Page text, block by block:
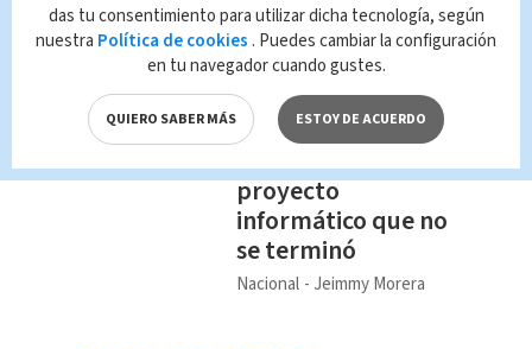
MEP.
Te Recomendamos
MEP gastó
alrededor de ₡420
millones en
proyecto
informático que no
se terminó
Nacional Jeimmy Morera
das tu consentimiento para utilizar dicha tecnología, según
nuestra Política de cookies . Puedes cambiar la configuración
en tu navegador cuando gustes.
QUIERO SABER MÁS ESTOY DE ACUERDO